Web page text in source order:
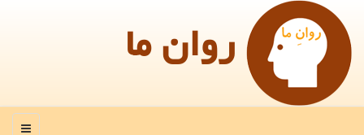
روان ما
منو